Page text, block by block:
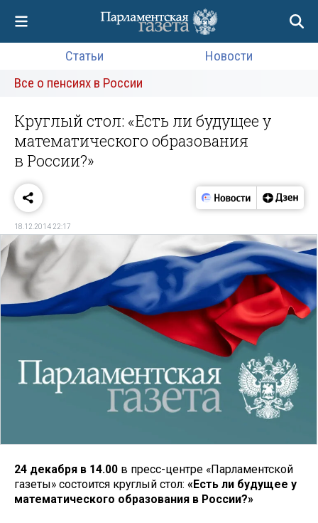
Статьи
Новости
Все о пенсиях в России
Круглый стол: «Есть ли будущее у
математического образования
в России?»
18.12.2014 22:17
24 декабря в 14.00 в пресс-центре «Парламентской
газеты» состоится круглый стол: «Есть ли будущее у
математического образования в России?»